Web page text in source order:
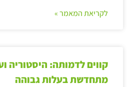
לקריאת המאמר »
קווים לדמותה: היסטוריה
מתחדשת בעלות גבוהה